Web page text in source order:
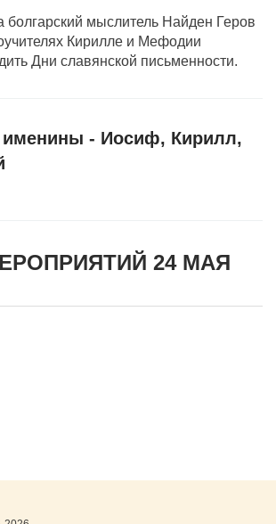
болгарский мыслитель Найден Геров
Кирилле и Мефодии
Дни славянской письменности.
именины - Иосиф, Кирилл,
24 МАЯ